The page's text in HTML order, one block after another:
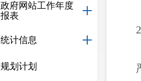
政府网站工作年度
报表
统计信息
规划计划